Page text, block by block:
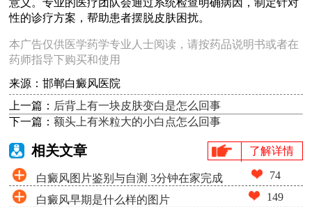
性的诊疗方案，帮助患者摆脱皮肤困扰。
本广告仅供医学药学专业人士阅读，请按药品说明书或者在
药师指导下购买和使用
来源：邯郸白癜风医院
上一篇： 后背上有一块皮肤变白是怎么回事
下一篇：额头上有米粒大的小白点怎么回事
相关文章 了解详情
白癜风图片鉴别与自测 3分钟在家完成
白斑筛查
74
白癜风早期是什么样的图片 149